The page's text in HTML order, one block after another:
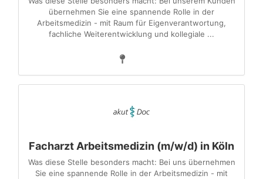
übernehmen Sie eine spannende Rolle in der
Arbeitsmedizin - mit Raum für Eigenverantwortung,
fachliche Weiterentwicklung und kollegiale ...
Facharzt Arbeitsmedizin (m/w/d) in Köln
Was diese Stelle besonders macht: Bei uns übernehmen
Sie eine spannende Rolle in der Arbeitsmedizin - mit